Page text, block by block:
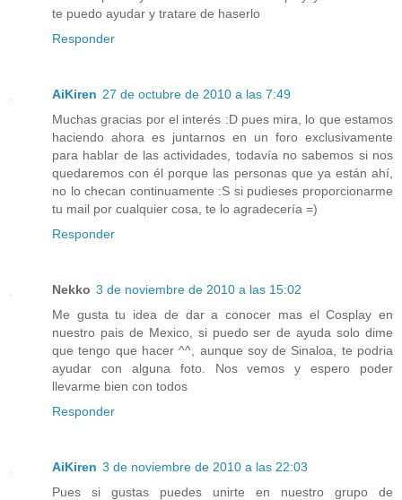
te puedo ayudar y tratare de haserlo
Responder
AiKiren 27 de octubre de 2010 a las 7:49
Muchas gracias por el interés :D pues mira, lo que estamos
haciendo ahora es juntarnos en un foro exclusivamente
para hablar de las actividades, todavía no sabemos si nos
quedaremos con él porque las personas que ya están ahí,
no lo checan continuamente :S si pudieses proporcionarme
tu mail por cualquier cosa, te lo agradecería =)
Responder
Nekko 3 de noviembre de 2010 a las 15:02
Me gusta tu idea de dar a conocer mas el Cosplay en
nuestro pais de Mexico, si puedo ser de ayuda solo dime
que tengo que hacer ^^, aunque soy de Sinaloa, te podria
ayudar con alguna foto. Nos vemos y espero poder
llevarme bien con todos
Responder
AiKiren 3 de noviembre de 2010 a las 22:03
Pues si gustas puedes unirte en nuestro grupo de